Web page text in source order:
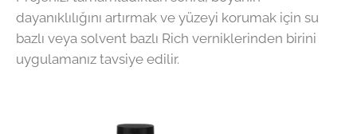
dayanıklılığını artırmak ve yüzeyi korumak için su
bazlı veya solvent bazlı Rich verniklerinden birini
uygulamanız tavsiye edilir.